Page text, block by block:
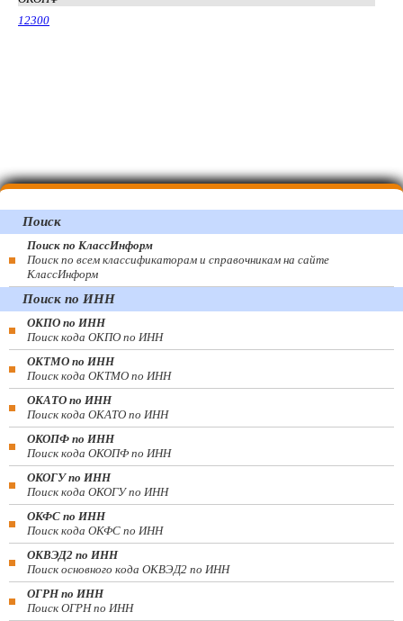
12300
Поиск
Поиск по КлассИнформ
Поиск по всем классификаторам и справочникам на сайте
КлассИнформ
Поиск по ИНН
ОКПО по ИНН
Поиск кода ОКПО по ИНН
ОКТМО по ИНН
Поиск кода ОКТМО по ИНН
ОКАТО по ИНН
Поиск кода ОКАТО по ИНН
ОКОПФ по ИНН
Поиск кода ОКОПФ по ИНН
ОКОГУ по ИНН
Поиск кода ОКОГУ по ИНН
ОКФС по ИНН
Поиск кода ОКФС по ИНН
ОКВЭД2 по ИНН
Поиск основного кода ОКВЭД2 по ИНН
ОГРН по ИНН
Поиск ОГРН по ИНН